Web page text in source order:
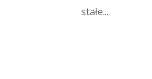
stałe...